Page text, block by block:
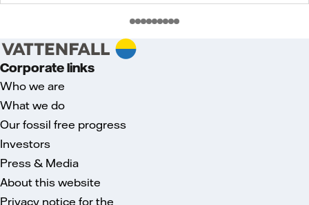
Corporate links
Who we are
What we do
Our fossil free progress
Investors
Press & Media
About this website
Privacy notice for the